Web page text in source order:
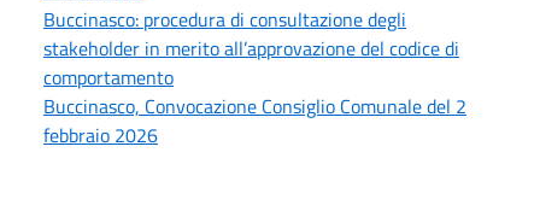
Buccinasco: procedura di consultazione degli
stakeholder in merito all’approvazione del codice di
comportamento
Buccinasco, Convocazione Consiglio Comunale del 2
febbraio 2026